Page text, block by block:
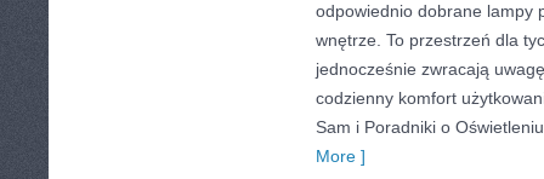
odpowiednio dobrane lampy
wnętrze. To przestrzeń dla
jednocześnie zwracają
codzienny komfort
Sam i Poradniki o
More ]